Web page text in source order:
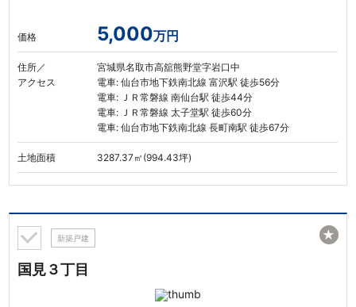
価格 5,000万円
住所／
アクセス
宮城県名取市高舘熊野堂字岩口中
電車: 仙台市地下鉄南北線 富沢駅 徒歩56分
電車: ＪＲ常磐線 南仙台駅 徒歩44分
電車: ＪＲ常磐線 太子堂駅 徒歩60分
電車: 仙台市地下鉄南北線 長町南駅 徒歩67分
土地面積 3287.37㎡(994.43坪)
新築戸建
国見３丁目
★